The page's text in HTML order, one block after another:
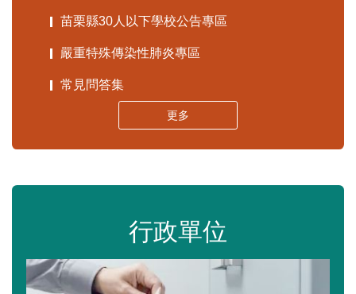
苗栗縣30人以下學校公告專區
嚴重特殊傳染性肺炎專區
常見問答集
更多
行政單位